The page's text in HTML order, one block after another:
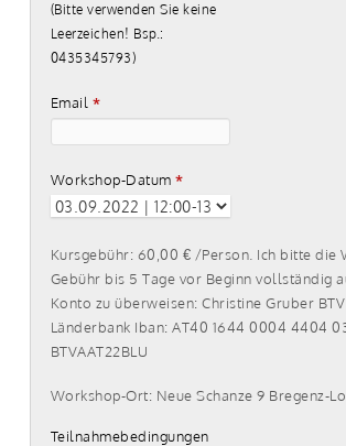
(Bitte verwenden Sie keine
Leerzeichen! Bsp.:
0435345793)
Email *
Workshop-Datum*
Kursgebühr: 60,00 € /Person. Ich bitte die Workshop -
Gebühr bis 5 Tage vor Beginn vollständig
Konto zu überweisen: Christine Gruber BTV Vier
Länderbank Iban: AT40 1644 0004 4404
BTVAAT22BLU
Workshop-Ort: Neue Schanze 9 Bregenz-
Teilnahmebedingungen